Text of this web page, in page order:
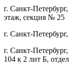
г. Санкт-
этаж, секция № 25
г. Санкт-
г. Санкт-
104 к 2 лит Б,